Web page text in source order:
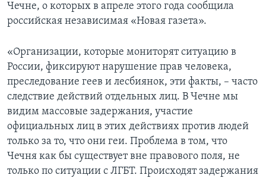
Чечне, о которых в апреле этого года сообщила
российская независимая «Новая газета».
«Организации, которые мониторят ситуацию в
России, фиксируют нарушение прав человека,
преследование геев и лесбиянок, эти факты, – часто
следствие действий отдельных лиц. В Чечне мы
видим массовые задержания, участие
официальных лиц в этих действиях против людей
только за то, что они геи. Проблема в том, что
Чечня как бы существует вне правового поля, не
только по ситуации с ЛГБТ. Происходят задержания